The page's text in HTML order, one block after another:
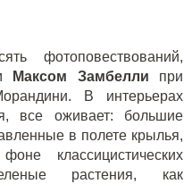
фотоповествований,
Максом Замбелли при
В интерьерах
все оживает: большие
в полете крылья,
классицистических
растения, как